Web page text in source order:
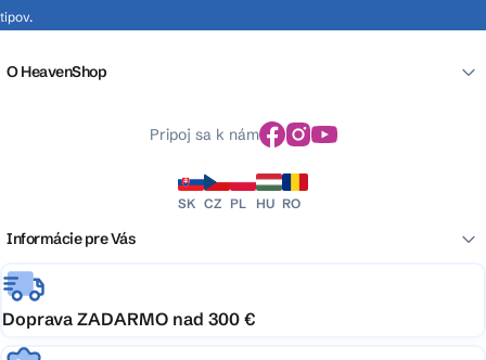
tipov.
O HeavenShop
Pripoj sa k nám
SK CZ PL HU RO
Informácie pre Vás
Doprava ZADARMO nad 300 €